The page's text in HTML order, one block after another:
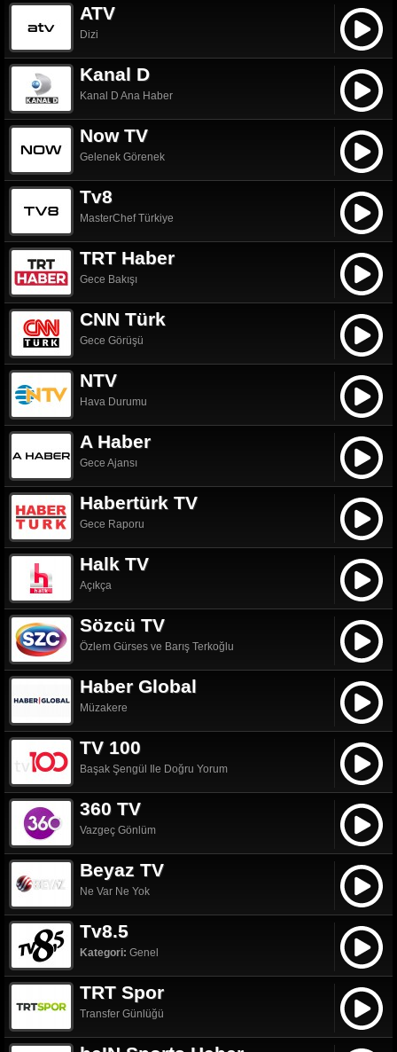
ATV
Dizi
Kanal D
Kanal D Ana Haber
Now TV
Gelenek Görenek
Tv8
MasterChef Türkiye
TRT Haber
Gece Bakışı
CNN Türk
Gece Görüşü
NTV
Hava Durumu
A Haber
Gece Ajansı
Habertürk TV
Gece Raporu
Halk TV
Açıkça
Sözcü TV
Özlem Gürses ve Barış Terkoğlu
Haber Global
Müzakere
TV 100
Başak Şengül Ile Doğru Yorum
360 TV
Vazgeç Gönlüm
Beyaz TV
Ne Var Ne Yok
Tv8.5
Kategori: Genel
TRT Spor
Transfer Günlüğü